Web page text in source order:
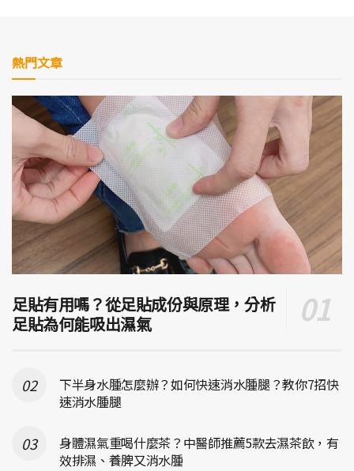
熱門文章
足貼有用嗎？從足貼成份與原理，分析
足貼為何能吸出濕氣
下半身水腫怎麼辦？如何快速消水腫腿？教你7招快
速消水腫腿
身體濕氣重喝什麼茶？中醫師推薦5款去濕茶飲，有
效排濕、養脾又消水腫